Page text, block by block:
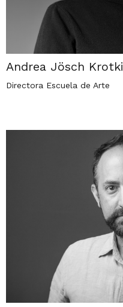
Andrea Jösch Krotki
Directora Escuela de Arte